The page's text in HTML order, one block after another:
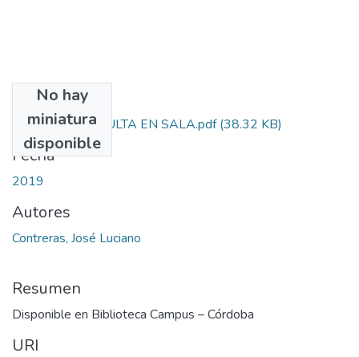
No hay
miniatura
disponible
Archivos
TESIS DE CONSULTA EN SALA.pdf(38.32 KB)
Fecha
2019
Autores
Contreras, José Luciano
Resumen
Disponible en Biblioteca Campus – Córdoba
URI